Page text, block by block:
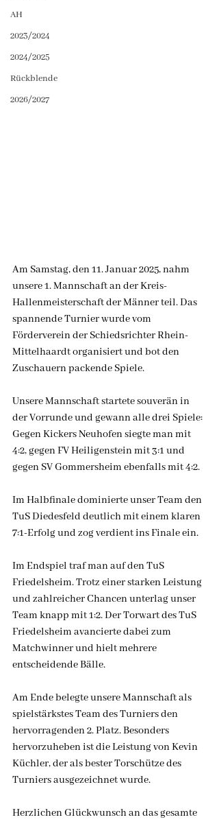
AH
2023/2024
2024/2025
Rückblende
2026/2027
Am Samstag, den 11. Januar 2025, nahm
unsere 1. Mannschaft an der Kreis-
Hallenmeisterschaft der Männer teil. Das
spannende Turnier wurde vom
Förderverein der Schiedsrichter Rhein-
Mittelhaardt organisiert und bot den
Zuschauern packende Spiele.
Unsere Mannschaft startete souverän in
der Vorrunde und gewann alle drei Spiele:
Gegen Kickers Neuhofen siegte man mit
4:2, gegen FV Heiligenstein mit 3:1 und
gegen SV Gommersheim ebenfalls mit 4:2.
Im Halbfinale dominierte unser Team den
TuS Diedesfeld deutlich mit einem klaren
7:1-Erfolg und zog verdient ins Finale ein.
Im Endspiel traf man auf den TuS
Friedelsheim. Trotz einer starken Leistung
und zahlreicher Chancen unterlag unser
Team knapp mit 1:2. Der Torwart des TuS
Friedelsheim avancierte dabei zum
Matchwinner und hielt mehrere
entscheidende Bälle.
Am Ende belegte unsere Mannschaft als
spielstärkstes Team des Turniers den
hervorragenden 2. Platz. Besonders
hervorzuheben ist die Leistung von Kevin
Küchler, der als bester Torschütze des
Turniers ausgezeichnet wurde.
Herzlichen Glückwunsch an das gesamte